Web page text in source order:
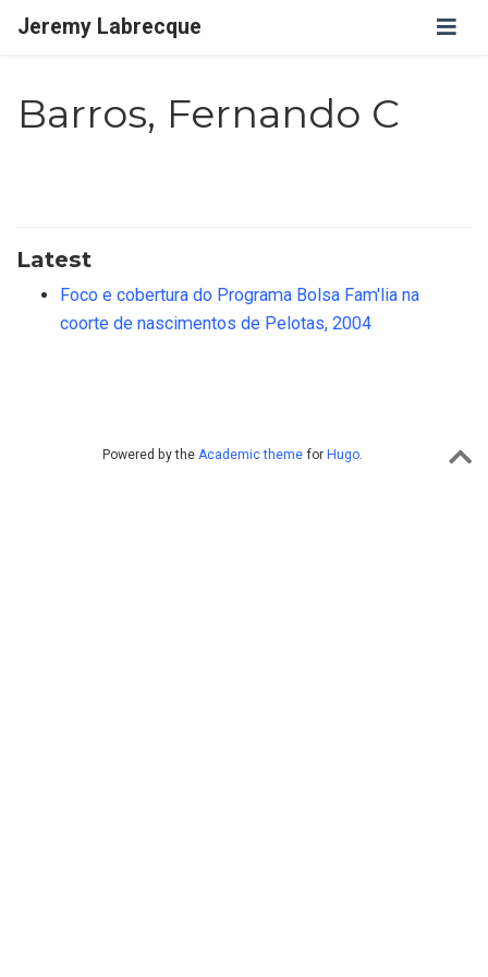
Jeremy Labrecque
Barros, Fernando C
Latest
Foco e cobertura do Programa Bolsa Fam'lia na
coorte de nascimentos de Pelotas, 2004
Powered by the Academic theme for Hugo.